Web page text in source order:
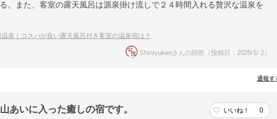
。また、客室の露天風呂は源泉掛け流しで２４時間入れる贅沢な温泉を
泉｜コスパが良い露天風呂付き客室の温泉宿は？
Shinryukenさんの回答（投稿日：2025/1/ 2）
通報す
あいに入った癒しの宿です。 いいね！ 0